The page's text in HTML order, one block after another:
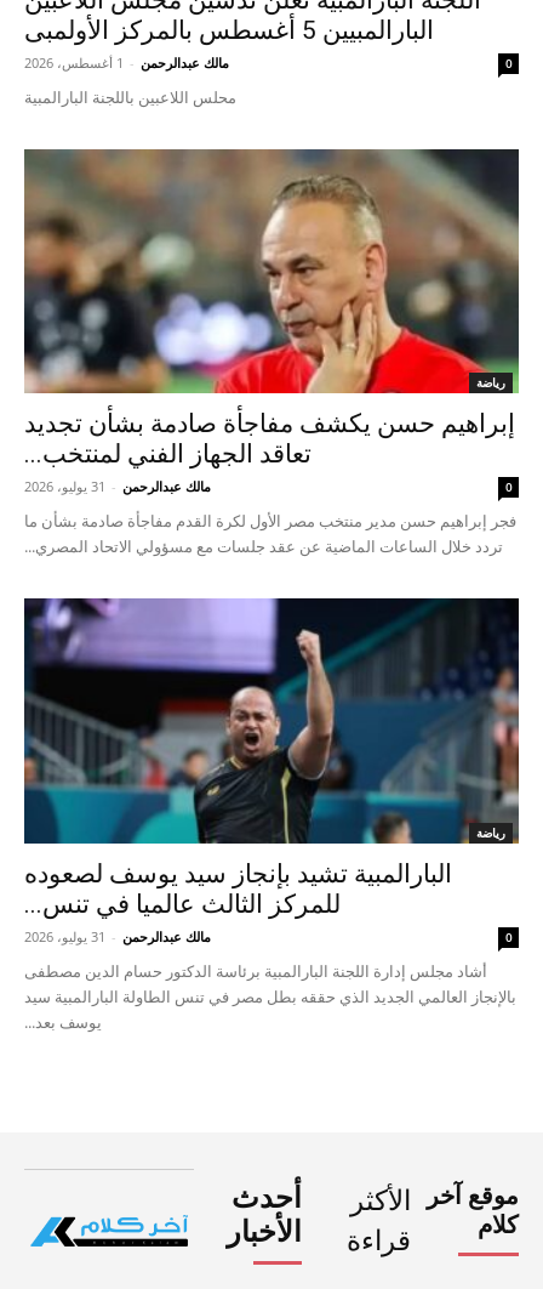
البارالمبيين 5 أغسطس بالمركز الأولمبى
مالك عبدالرحمن - 1 أغسطس، 2026 0
محلس اللاعبين باللجنة البارالمبية
رياضة
إبراهيم حسن يكشف مفاجأة صادمة بشأن تجديد
تعاقد الجهاز الفني لمنتخب...
مالك عبدالرحمن - 31 يوليو، 2026 0
فجر إبراهيم حسن مدير منتخب مصر الأول لكرة القدم مفاجأة صادمة بشأن ما
تردد خلال الساعات الماضية عن عقد جلسات مع مسؤولي الاتحاد المصري...
رياضة
البارالمبية تشيد بإنجاز سيد يوسف لصعوده
للمركز الثالث عالميا في تنس...
مالك عبدالرحمن - 31 يوليو، 2026 0
أشاد مجلس إدارة اللجنة البارالمبية برئاسة الدكتور حسام الدين مصطفى
بالإنجاز العالمي الجديد الذي حققه بطل مصر في تنس الطاولة البارالمبية سيد
يوسف بعد...
موقع آخر
كلام
الأكثر
قراءة
أحدث
الأخبار